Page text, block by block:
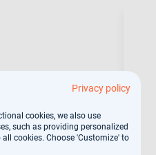
Privacy policy
cookies, we also use
such as providing personalized
cookies. Choose 'Customize' to